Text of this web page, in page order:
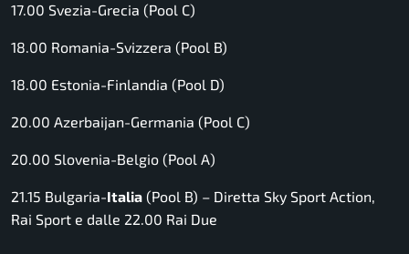
17.00 Svezia-Grecia (Pool C)
18.00 Romania-Svizzera (Pool B)
18.00 Estonia-Finlandia (Pool D)
20.00 Azerbaijan-Germania (Pool C)
20.00 Slovenia-Belgio (Pool A)
21.15 Bulgaria-Italia (Pool B) – Diretta Sky Sport Action,
Rai Sport e dalle 22.00 Rai Due